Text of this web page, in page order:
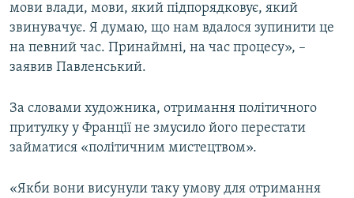
мови влади, мови, який підпорядковує, який
звинувачує. Я думаю, що нам вдалося зупинити це
на певний час. Принаймні, на час процесу», –
заявив Павленський.
За словами художника, отримання політичного
притулку у Франції не змусило його перестати
займатися «політичним мистецтвом».
«Якби вони висунули таку умову для отримання